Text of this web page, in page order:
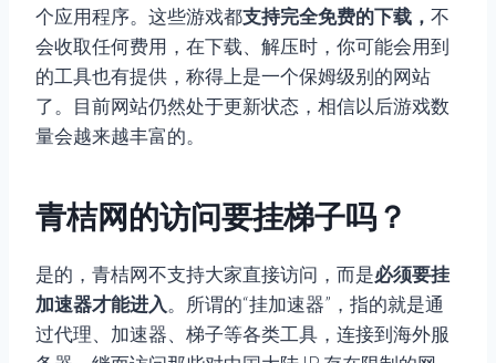
个应用程序。这些游戏都支持完全免费的下载， 不
会收取任何费用，在下载、解压时，你可能会用到
的工具也有提供，称得上是一个保姆级别的网站
了。目前网站仍然处于更新状态，相信以后游戏数
量会越来越丰富的。
青桔网的访问要挂梯子吗？
是的，青桔网不支持大家直接访问，而是必须要挂
加速器才能进入。所谓的“挂加速器”，指的就是通
过代理、加速器、梯子等各类工具，连接到海外服